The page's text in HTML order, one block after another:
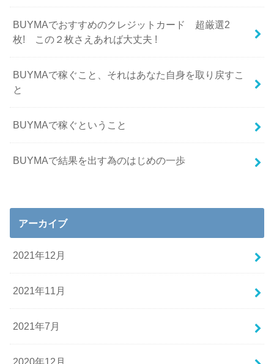
BUYMAでおすすめのクレジットカード 超厳選2
枚! この２枚さえあれば大丈夫 !
BUYMAで稼ぐこと、それはあなた自身を取り戻すこ
と
BUYMAで稼ぐということ
BUYMAで結果を出す為のはじめの一歩
アーカイブ
2021年12月
2021年11月
2021年7月
2020年12月